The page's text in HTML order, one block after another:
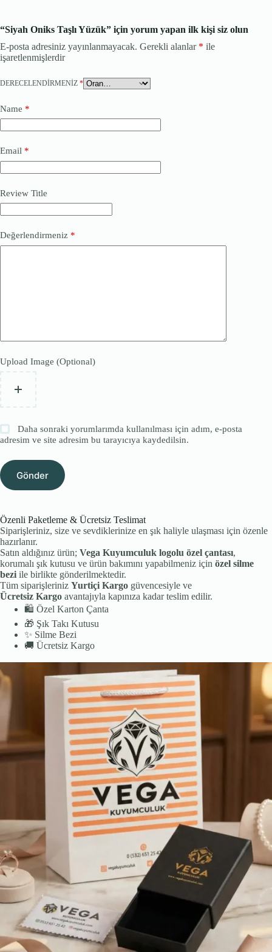
“Siyah Oniks Taşlı Yüzük” için yorum yapan ilk kişi siz olun
E-posta adresiniz yayınlanmayacak. Gerekli alanlar * ile
işaretlenmişlerdir
DERECELENDIRMENIZ *
Name *
Email *
Review Title
Değerlendirmeniz *
Upload Image (Optional)
Daha sonraki yorumlarımda kullanılması için adım, e-posta
adresim ve site adresim bu tarayıcıya kaydedilsin.
Gönder
Özenli Paketleme & Ücretsiz Teslimat
Siparişleriniz, size ve sevdiklerinize en şık haliyle ulaşması için özenle
hazırlanır.
Satın aldığınız ürün; Vega Kuyumculuk logolu özel çantası,
korumalı şık kutusu ve ürün bakımını yapabilmeniz için özel silme
bezi ile birlikte gönderilmektedir.
Tüm siparişleriniz Yurtiçi Kargo güvencesiyle ve
Ücretsiz Kargo avantajıyla kapınıza kadar teslim edilir.
🛍️ Özel Karton Çanta
🎁 Şık Takı Kutusu
✨ Silme Bezi
🚚 Ücretsiz Kargo